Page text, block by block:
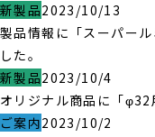
新製品2023/10/13
製品情報に「スーパー
した。
新製品2023/10/4
オリジナル商品に「φ32
ご案内2023/10/2